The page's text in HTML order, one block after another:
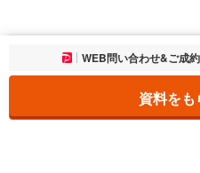
お気に入りに追加しました。
WEB問い合わせ&ご成
資料をも